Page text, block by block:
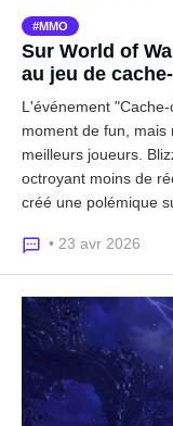
MMO
Sur World of
au jeu de
L'événement
moment de fun,
meilleurs joueurs.
octroyant moins de
créé une polémique
• 23 avr 2026